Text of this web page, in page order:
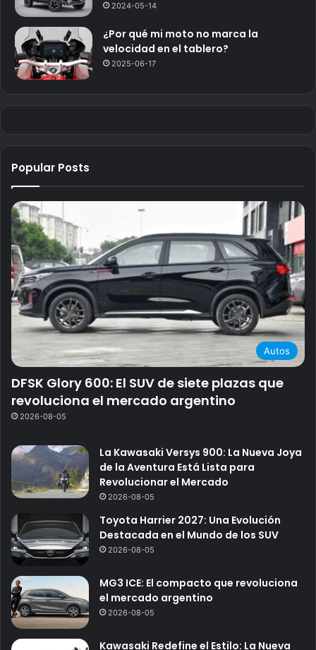
2024-05-14
¿Por qué mi moto no marca la
velocidad en el tablero?
2025-06-17
Popular Posts
Autos
DFSK Glory 600: El SUV de siete plazas que
revoluciona el mercado argentino
2026-08-05
La Kawasaki Versys 900: La Nueva Joya
de la Aventura Está Lista para
Revolucionar el Mercado
2026-08-05
Toyota Harrier 2027: Una Evolución
Destacada en el Mundo de los SUV
2026-08-05
MG3 ICE: El compacto que revoluciona
el mercado argentino
2026-08-05
Kawasaki Redefine el Estilo: La Nueva